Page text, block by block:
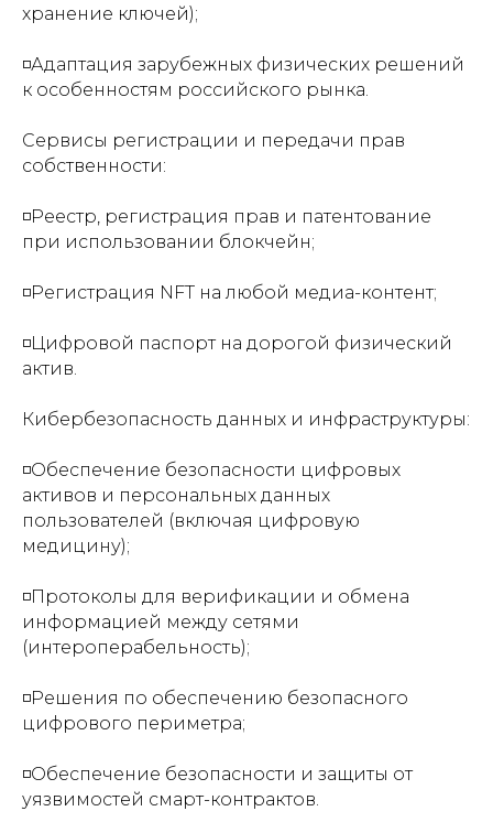
хранение ключей);
◽️Адаптация зарубежных физических решений
к особенностям российского рынка.
Сервисы регистрации и передачи прав
собственности:
◽️Реестр, регистрация прав и патентование
при использовании блокчейн;
◽️Регистрация NFT на любой медиа-контент;
◽️Цифровой паспорт на дорогой физический
актив.
Кибербезопасность данных и инфраструктуры:
◽️Обеспечение безопасности цифровых
активов и персональных данных
пользователей (включая цифровую
медицину);
◽️Протоколы для верификации и обмена
информацией между сетями
(интероперабельность);
◽️Решения по обеспечению безопасного
цифрового периметра;
◽️Обеспечение безопасности и защиты от
уязвимостей смарт-контрактов.
Ассоциация разработчиков и пользователей
технологии блокчейн и систем
созданных на их основе, в интересах
развития цифровой экономики.
Полезные ссылки
персональных данных
+7
Подписаться